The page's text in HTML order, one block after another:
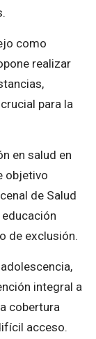
como
realizar
para la
en salud en
objetivo
de Salud
de exclusión.
integral a
cobertura
acceso.